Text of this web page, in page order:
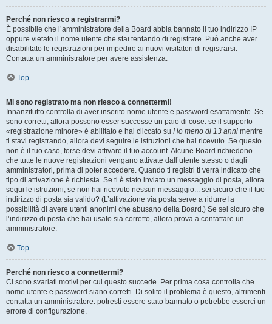
Perché non riesco a registrarmi?
È possibile che l’amministratore della Board abbia bannato il tuo indirizzo IP
oppure vietato il nome utente che stai tentando di registrare. Può anche aver
disabilitato le registrazioni per impedire ai nuovi visitatori di registrarsi.
Contatta un amministratore per avere assistenza.
Top
Mi sono registrato ma non riesco a connettermi!
Innanzitutto controlla di aver inserito nome utente e password esattamente. Se
sono corretti, allora possono esser successe un paio di cose: se il supporto
«registrazione minore» è abilitato e hai cliccato su Ho meno di 13 anni mentre
ti stavi registrando, allora devi seguire le istruzioni che hai ricevuto. Se questo
non è il tuo caso, forse devi attivare il tuo account. Alcune Board richiedono
che tutte le nuove registrazioni vengano attivate dall’utente stesso o dagli
amministratori, prima di poter accedere. Quando ti registri ti verrà indicato che
tipo di attivazione è richiesta. Se ti è stato inviato un messaggio di posta, allora
segui le istruzioni; se non hai ricevuto nessun messaggio... sei sicuro che il tuo
indirizzo di posta sia valido? (L’attivazione via posta serve a ridurre la
possibilità di avere utenti anonimi che abusano della Board.) Se sei sicuro che
l’indirizzo di posta che hai usato sia corretto, allora prova a contattare un
amministratore.
Top
Perché non riesco a connettermi?
Ci sono svariati motivi per cui questo succede. Per prima cosa controlla che
nome utente e password siano corretti. Di solito il problema è questo, altrimenti
contatta un amministratore: potresti essere stato bannato o potrebbe esserci un
errore di configurazione.